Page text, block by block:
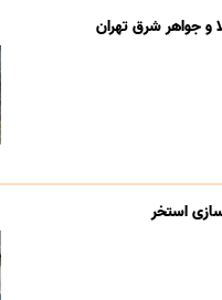
و جواهر شرق تهران
استخر